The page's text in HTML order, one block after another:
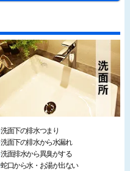
洗面下の排水つまり
洗面下の排水から水漏れ
洗面排水から異臭がする
蛇口から水・お湯が出ない